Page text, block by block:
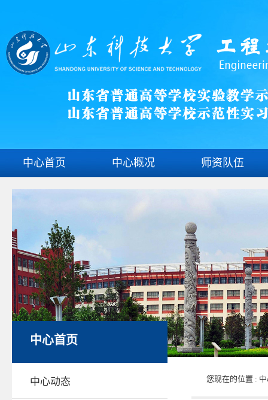
中心首页 中心概况 师资队伍
中心首页
中心动态 您现在的位置 :